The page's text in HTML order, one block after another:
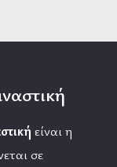
είναι η
σε